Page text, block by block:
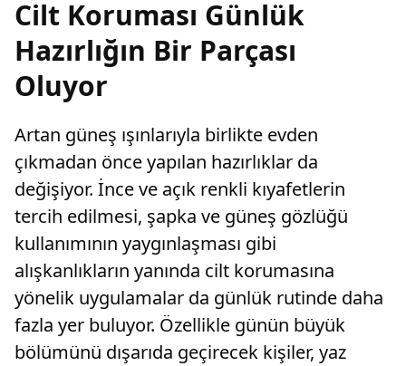
Cilt Koruması Günlük
Hazırlığın Bir Parçası
Oluyor
Artan güneş ışınlarıyla birlikte evden
çıkmadan önce yapılan hazırlıklar da
değişiyor. İnce ve açık renkli kıyafetlerin
tercih edilmesi, şapka ve güneş gözlüğü
kullanımının yaygınlaşması gibi
alışkanlıkların yanında cilt korumasına
yönelik uygulamalar da günlük rutinde daha
fazla yer buluyor. Özellikle günün büyük
bölümünü dışarıda geçirecek kişiler, yaz